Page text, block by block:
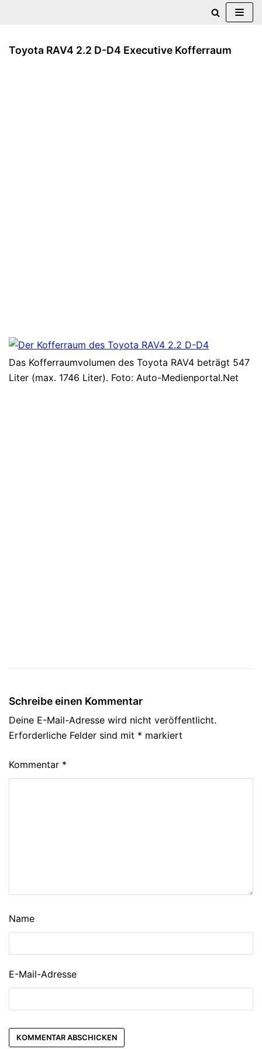
Inhalt
Toyota RAV4 2.2 D-D4 Executive Kofferraum
Das Kofferraumvolumen des Toyota RAV4 beträgt 547
Liter (max. 1746 Liter). Foto: Auto-Medienportal.Net
Schreibe einen Kommentar
Deine E-Mail-Adresse wird nicht veröffentlicht.
Erforderliche Felder sind mit * markiert
Kommentar *
Name
E-Mail-Adresse